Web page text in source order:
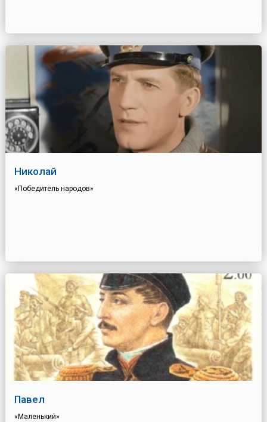
Николай
«Победитель народов»
Павел
«Маленький»